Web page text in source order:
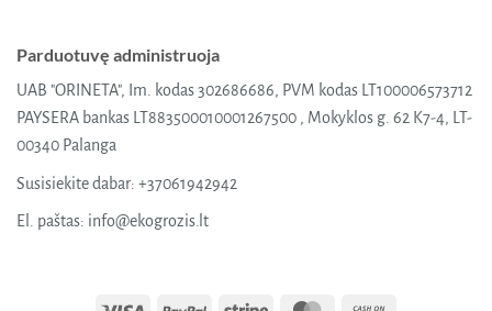
Parduotuvę administruoja
UAB "ORINETA", Im. kodas 302686686, PVM kodas LT100006573712
PAYSERA bankas LT883500010001267500 , Mokyklos g. 62 K7-4, LT-
00340 Palanga
Susisiekite dabar: +37061942942
El. paštas: info@ekogrozis.lt